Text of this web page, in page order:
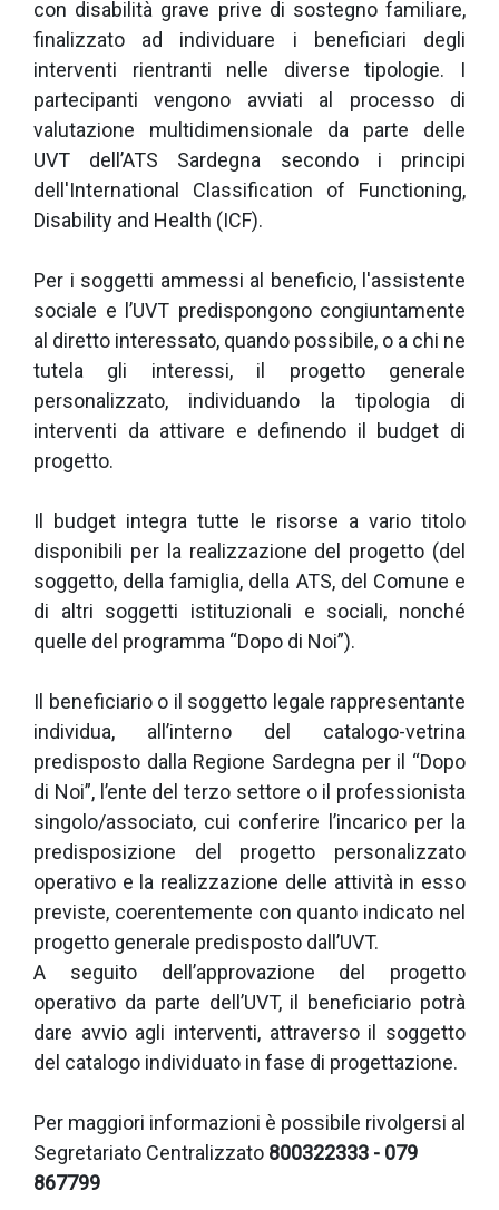
con disabilità grave prive di sostegno familiare,
finalizzato ad individuare i beneficiari degli
interventi rientranti nelle diverse tipologie. I
partecipanti vengono avviati al processo di
valutazione multidimensionale da parte delle
UVT dell’ATS Sardegna secondo i principi
dell'International Classification of Functioning,
Disability and Health (ICF).
Per i soggetti ammessi al beneficio, l'assistente
sociale e l’UVT predispongono congiuntamente
al diretto interessato, quando possibile, o a chi ne
tutela gli interessi, il progetto generale
personalizzato, individuando la tipologia di
interventi da attivare e definendo il budget di
progetto.
Il budget integra tutte le risorse a vario titolo
disponibili per la realizzazione del progetto (del
soggetto, della famiglia, della ATS, del Comune e
di altri soggetti istituzionali e sociali, nonché
quelle del programma “Dopo di Noi”).
Il beneficiario o il soggetto legale rappresentante
individua, all’interno del catalogo-vetrina
predisposto dalla Regione Sardegna per il “Dopo
di Noi”, l’ente del terzo settore o il professionista
singolo/associato, cui conferire l’incarico per la
predisposizione del progetto personalizzato
operativo e la realizzazione delle attività in esso
previste, coerentemente con quanto indicato nel
progetto generale predisposto dall’UVT.
A seguito dell’approvazione del progetto
operativo da parte dell’UVT, il beneficiario potrà
dare avvio agli interventi, attraverso il soggetto
del catalogo individuato in fase di progettazione.
Per maggiori informazioni è possibile rivolgersi al
Segretariato Centralizzato 800322333 - 079
867799